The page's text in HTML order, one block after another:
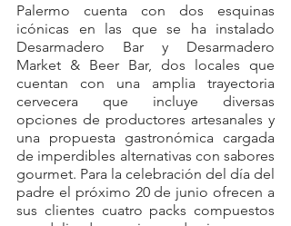
Palermo cuenta con dos esquinas
icónicas en las que se ha instalado
Desarmadero Bar y Desarmadero
Market & Beer Bar, dos locales que
cuentan con una amplia trayectoria
cervecera que incluye diversas
opciones de productores artesanales y
una propuesta gastronómica cargada
de imperdibles alternativas con sabores
gourmet. Para la celebración del día del
padre el próximo 20 de junio ofrecen a
sus clientes cuatro packs compuestos